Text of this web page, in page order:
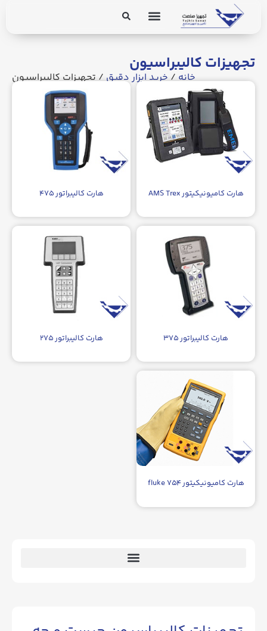
تجهیزات کالیبراسیون
خانه/خرید ابزار دقیق/ تجهیزات کالیبراسیون
هارت کامیونیکیتور AMS Trex هارت کالیبراتور ۴۷۵
هارت کالیبراتور ۳۷۵ هارت کالیبراتور ۲۷۵
هارت کامیونیکیتور fluke ۷۵۴